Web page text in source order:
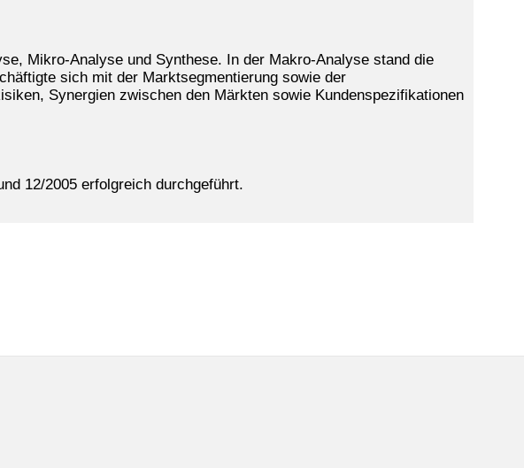
Mikro-Analyse und Synthese. In der Makro-Analyse stand die
sich mit der Marktsegmentierung sowie der
Synergien zwischen den Märkten sowie Kundenspezifikationen
12/2005 erfolgreich durchgeführt.